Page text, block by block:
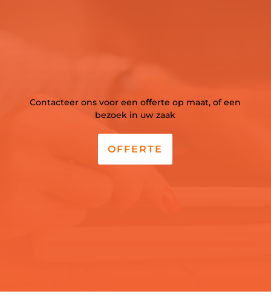
Contacteer ons voor een offerte op maat, of een
bezoek in uw zaak
OFFERTE